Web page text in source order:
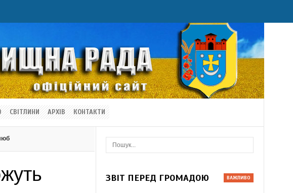
СВІТЛИНИ АРХІВ КОНТАКТИ
ЗВІТ ПЕРЕД ГРОМАДОЮ